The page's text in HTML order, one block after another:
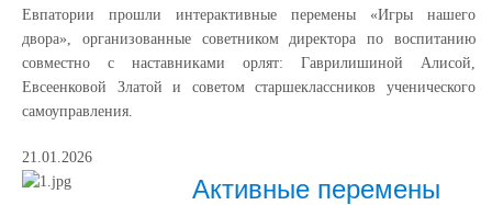
Евпатории прошли интерактивные перемены «Игры нашего
двора», организованные советником директора по воспитанию
совместно с наставниками орлят: Гаврилишиной Алисой,
Евсеенковой Златой и советом старшеклассников ученического
самоуправления.
21.01.2026
Активные перемены